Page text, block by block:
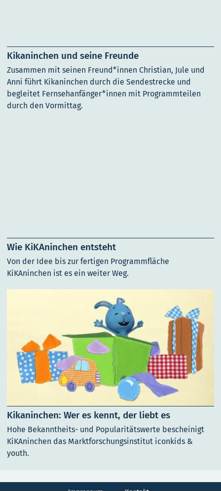
Kikaninchen und seine Freunde
Zusammen mit seinen Freund*innen Christian, Jule und
Anni führt Kikaninchen durch die Sendestrecke und
begleitet Fernsehanfänger*innen mit Programmteilen
durch den Vormittag.
Wie KiKAninchen entsteht
Von der Idee bis zur fertigen Programmfläche
KiKAninchen ist es ein weiter Weg.
Kikaninchen: Wer es kennt, der liebt es
Hohe Bekanntheits- und Popularitätswerte bescheinigt
KiKAninchen das Marktforschungsinstitut iconkids &
youth.